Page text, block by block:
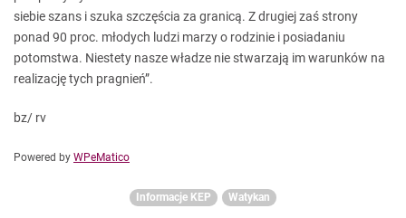
siebie szans i szuka szczęścia za granicą. Z drugiej zaś strony
ponad 90 proc. młodych ludzi marzy o rodzinie i posiadaniu
potomstwa. Niestety nasze władze nie stwarzają im warunków na
realizację tych pragnień”.
bz/ rv
Powered by WPeMatico
Informacje KEP Watykan